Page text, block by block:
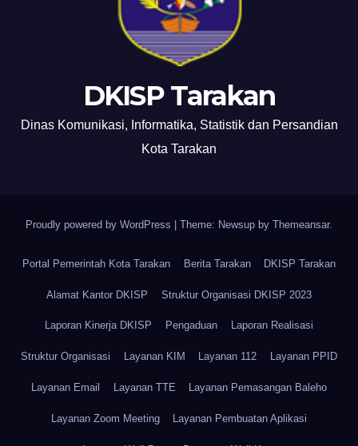
DKISP Tarakan
Dinas Komunikasi, Informatika, Statistik dan Persandian
Kota Tarakan
Proudly powered by WordPress Theme: Newsup by Themeansar.
Portal Pemerintah Kota Tarakan Berita Tarakan DKISP Tarakan
Alamat Kantor DKISP Struktur Organisasi DKISP 2023
Laporan Kinerja DKISP Pengaduan Laporan Realisasi
Struktur Organisasi Layanan KIM Layanan 112 Layanan PPID
Layanan Email Layanan TTE Layanan Pemasangan Baleho
Layanan Zoom Meeting Layanan Pembuatan Aplikasi